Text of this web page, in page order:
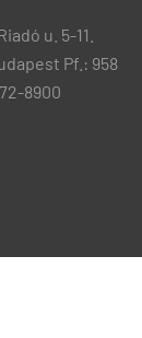
u. 5-11.
Pf.: 958
8900